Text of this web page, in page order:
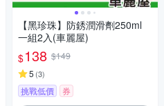
【黑珍珠】防銹潤滑劑250ml
一組2入(車麗屋)
$138 $149
5 (3)
挑戰低價 券